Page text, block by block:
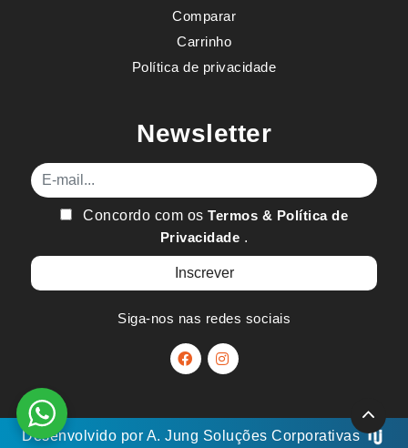
Comparar
Carrinho
Política de privacidade
Newsletter
E-mail
Concordo com osTermos & Política de
Privacidade .
Siga-nos nas redes sociais
Desenvolvido por A. Jung Soluções Corporativas